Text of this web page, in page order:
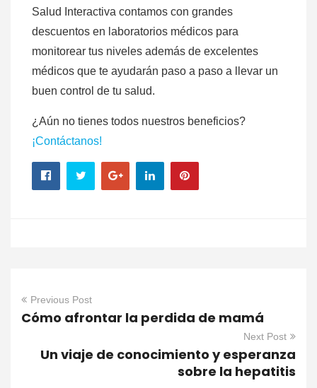
Salud Interactiva contamos con grandes
descuentos en laboratorios médicos para
monitorear tus niveles además de excelentes
médicos que te ayudarán paso a paso a llevar un
buen control de tu salud.
¿Aún no tienes todos nuestros beneficios?
¡Contáctanos!
Previous Post
Cómo afrontar la perdida de mamá
Next Post
Un viaje de conocimiento y esperanza
sobre la hepatitis